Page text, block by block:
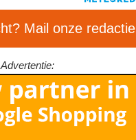
Mail onze redactie
Advertentie: